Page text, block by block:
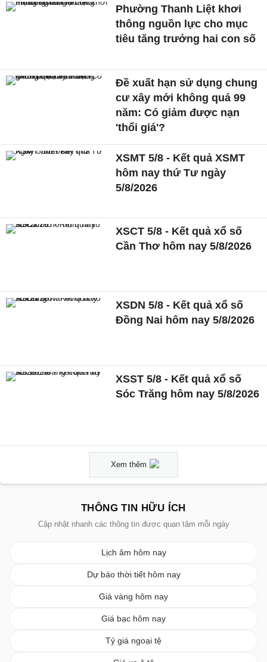
Phường Thanh Liệt khơi
thông nguồn lực cho mục
tiêu tăng trưởng hai con số
Đề xuất hạn sử dụng chung
cư xây mới không quá 99
năm: Có giảm được nạn
'thổi giá'?
XSMT 5/8 - Kết quả XSMT
hôm nay thứ Tư ngày
5/8/2026
XSCT 5/8 - Kết quả xổ số
Cần Thơ hôm nay 5/8/2026
XSDN 5/8 - Kết quả xổ số
Đồng Nai hôm nay 5/8/2026
XSST 5/8 - Kết quả xổ số
Sóc Trăng hôm nay 5/8/2026
Xem thêm
THÔNG TIN HỮU ÍCH
Cập nhật nhanh các thông tin được quan tâm mỗi ngày
Lịch âm hôm nay
Dự báo thời tiết hôm nay
Giá vàng hôm nay
Giá bạc hôm nay
Tỷ giá ngoại tệ